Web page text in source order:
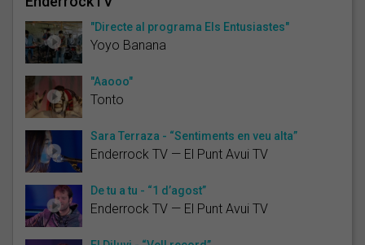
"Directe al programa Els Entusiastes"
Yoyo Banana
"Aaooo"
Tonto
Sara Terraza - “Sentiments en veu alta”
Enderrock TV — El Punt Avui TV
De tu a tu - “1 d’agost”
Enderrock TV — El Punt Avui TV